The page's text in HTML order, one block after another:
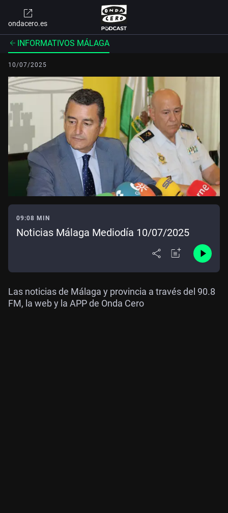
ondacero.es
INFORMATIVOS MÁLAGA
10/07/2025
09:08 MIN
Noticias Málaga Mediodía 10/07/2025
Las noticias de Málaga y provincia a través del 90.8
FM, la web y la APP de Onda Cero